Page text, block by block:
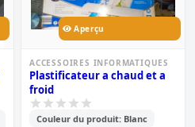
Aperçu
ACCESSOIRES INFORMATIQUES
Plastificateur a chaud et a
froid
Couleur du produit: Blanc